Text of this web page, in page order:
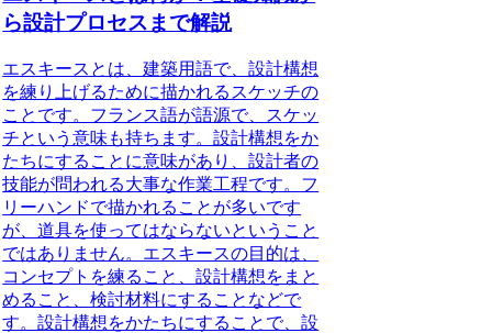
ら設計プロセスまで解説
エスキースとは、建築用語で、設計構想
を練り上げるために描かれるスケッチの
こと です。フランス語が語源で、スケッ
チという意味も持ちます。設計構想をか
たちにすることに意味があり、設計者の
技能が問われる大事な作業工程です。フ
リーハンドで描かれることが多いです
が、道具を使ってはならないということ
ではありません。エスキースの目的は、
コンセプトを練ること、設計構想をまと
めること、検討材料にすることなどで
す。設計構想をかたちにすることで、設